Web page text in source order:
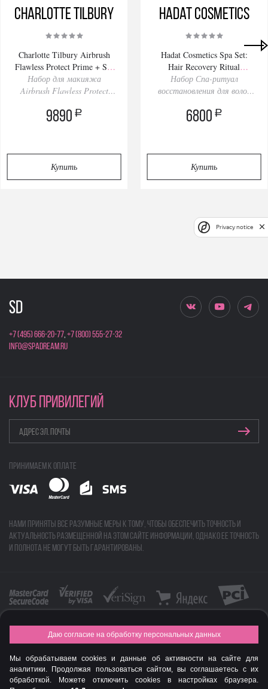
Charlotte Tilbury
Charlotte Tilbury Airbrush
Flawless Protect Prime + Set
Kit 30/34ml
Набор для макияжа
Airbrush Flawless Protect
9890 a
Купить
Hadat Cosmetics
Hadat Cosmetics Spa Set:
Hair Recovery Ritual
280/200ml
Набор Спа-ритуал
восстановления для волос
6800 a
Купить
+7 (495) 666-20-77,+7 (800) 555-27-32
info@spadream.ru
КЛУБ ПРИВИЛЕГИЙ
Принимаем к оплате
Нами приняты все разумные меры к тому, чтобы обеспечить точность и
актуальность размещенной на этом сайте информации, однако ее точность
и полнота не могут быть гарантированы.
FASHION NEW YEAR AWARDS 2015
© Интернет-магазин профессиональной косметики Spadream
Даю согласие на обработку персональных данных
Мы обрабатываем cookies и данные об активности на сайте для
аналитики. Продолжая пользоваться сайтом, вы соглашаетесь с их
обработкой. Можете отключить cookies в настройках браузера.
Privacy notice